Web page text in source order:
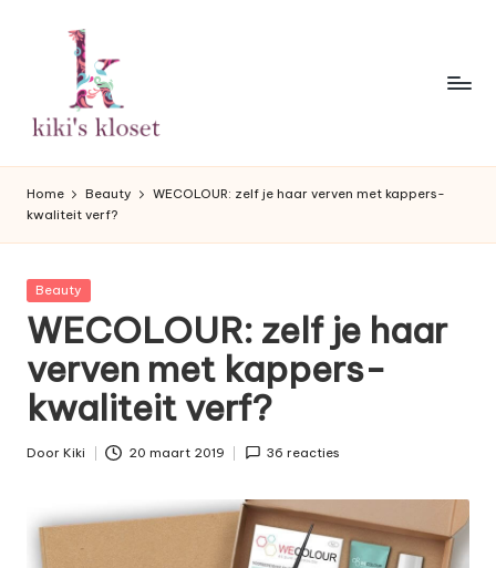
inhoud
K
i
k
i'
s
K
l
o
s
t
een
Home Beauty
WECOLOUR: zelf je haar verven met kappers-
kwaliteit verf?
Geplaatst
Beauty
WECOLOUR: zelf je haar
verven met kappers-
kwaliteit verf?
Door Kiki 20 maart 2019 36 reacties